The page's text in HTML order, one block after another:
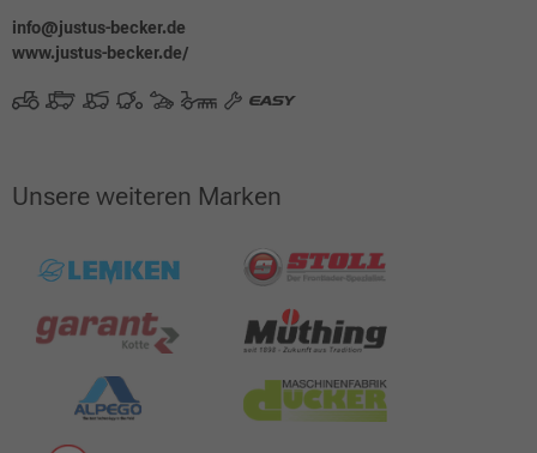
info@justus-becker.de
www.justus-becker.de/
Unsere weiteren Marken